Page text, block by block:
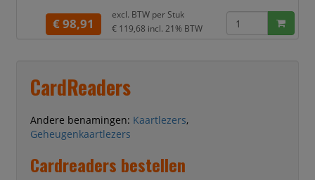
verpakking: 13,6 mm, Hoogte
verpakking: 152,4 mm. Meegeleverde
USB On-The-Go ondersteuning Ja
€ 98,91
excl. BTW per Stuk
€ 119,68 incl. 21% BTW
CardReaders
Andere benamingen: Kaartlezers,
Geheugenkaartlezers
Cardreaders bestellen